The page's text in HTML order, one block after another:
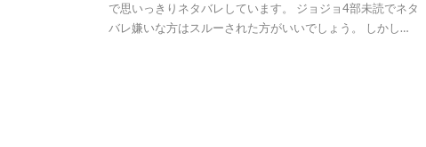
で思いっきりネタバレしています。 ジョジョ4部未読でネタ
バレ嫌いな方はスルーされた方がいいでしょう。 しかし…